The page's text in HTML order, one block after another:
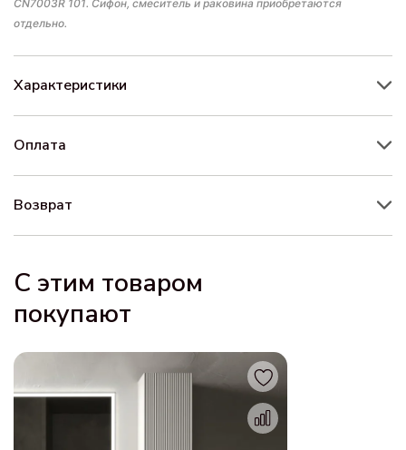
CN7003R 101. Сифон, смеситель и раковина приобретаются
отдельно.
Характеристики
Оплата
Возврат
С этим товаром
покупают